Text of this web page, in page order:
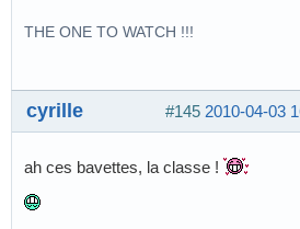
THE ONE TO WATCH !!!
#145 2010-04-03
cyrille
ah ces bavettes, la classe !